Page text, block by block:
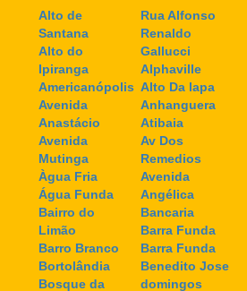
Alto de
Santana
Alto do
Ipiranga
Americanópolis
Avenida
Anastácio
Avenida
Mutinga
Àgua Fria
Água Funda
Bairro do
Limão
Barro Branco
Bortolândia
Bosque da
Rua Alfonso
Renaldo
Gallucci
Alphaville
Alto Da lapa
Anhanguera
Atibaia
Av Dos
Remedios
Avenida
Angélica
Bancaria
Barra Funda
Barra Funda
Benedito Jose
domingos